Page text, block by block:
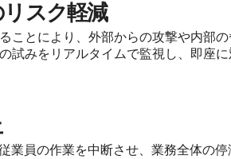
スク軽減
ことにより、外部からの攻撃や内部
試みをリアルタイムで監視し、即座
業員の作業を中断させ、業務全体の